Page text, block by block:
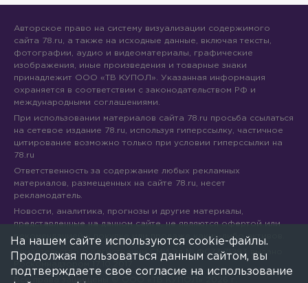
Авторское право на систему визуализации содержимого
сайта 78.ru, а также на исходные данные, включая тексты,
фотографии, аудио и видеоматериалы, графические
изображения, иные произведения и товарные знаки
принадлежит ООО «ТВ КУПОЛ». Указанная информация
охраняется в соответствии с законодательством РФ и
международными соглашениями.
При использовании материалов сайта 78.ru просьба ссылаться
на сетевое издание 78.ru, используя гиперссылку, частичное
цитирование возможно только при условии гиперссылки на
78.ru
Ответственность за содержание любых рекламных
материалов, размещенных на сайте 78.ru, несет
рекламодатель.
Новости, аналитика, прогнозы и другие материалы,
представленные на данном сайте, не являются офертой или
рекомендацией к покупке или продаже каких-либо активов.
Свидетельство о регистрации СМИ Эл № ФС77-71293 выдано
Все права защищены © ООО «ТВ КУПОЛ»
На нашем сайте используются cookie-файлы.
Продолжая пользоваться данным сайтом, вы
подтверждаете свое согласие на использование